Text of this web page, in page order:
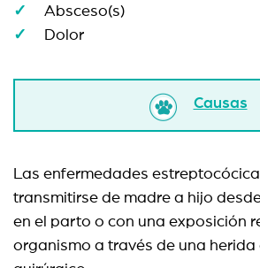
Absceso(s)
Dolor
Causas
Las enfermedades
transmitirse de madre a hijo
en el parto o con una exposición
organismo a través de una